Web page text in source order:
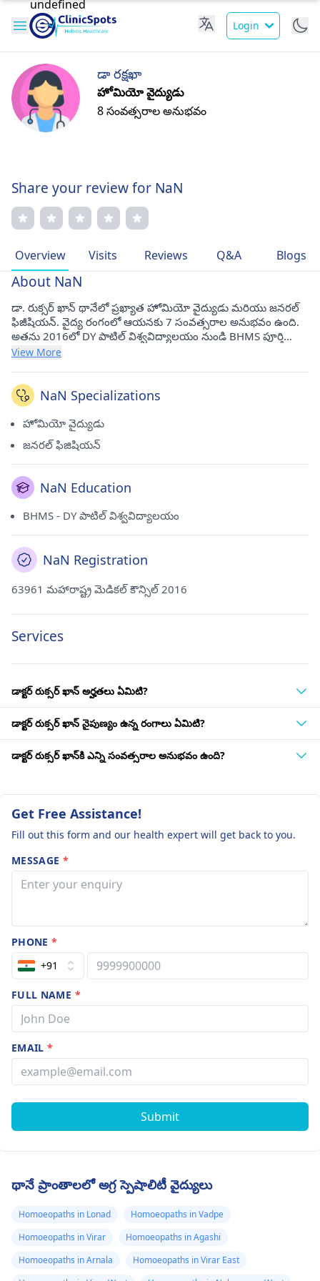
Login
డా రక్షఖా
హోమియో వైద్యుడు
8 సంవత్సరాల అనుభవం
Share your review for NaN
Overview Visits Reviews Q&A Blogs
About NaN
డా. రుక్సర్ ఖాన్ థానేలో ప్రఖ్యాత హోమియో వైద్యుడు మరియు జనరల్
ఫిజీషియన్. వైద్య రంగంలో ఆయనకు 7 సంవత్సరాల అనుభవం ఉంది.
అతను 2016లో DY పాటిల్ విశ్వవిద్యాలయం నుండి BHMS పూర్తి
చేసాడు. అతను ప్రస్తుతం అంబర్‌నాథ్(థానే)లోని లైఫ్‌లైన్ క్లినిక్‌లో ప్రాక్టీస్
View More
NaN Specializations
హోమియో వైద్యుడు
జనరల్ ఫిజిషియన్
NaN Education
BHMS - DY పాటిల్ విశ్వవిద్యాలయం
NaN Registration
63961 మహారాష్ట్ర మెడికల్ కౌన్సిల్ 2016
Services
డాక్టర్ రుక్సర్ ఖాన్ అర్హతలు ఏమిటి?
డాక్టర్ రుక్సర్ ఖాన్ నైపుణ్యం ఉన్న రంగాలు ఏమిటి?
డాక్టర్ రుక్సర్ ఖాన్‌కి ఎన్ని సంవత్సరాల అనుభవం ఉంది?
Get Free Assistance!
Fill out this form and our health expert will get back to you.
MESSAGE *
PHONE*
+91
FULL NAME *
EMAIL*
Submit
థానే ప్రాంతాలలో అగ్ర స్పెషాలిటీ వైద్యులు
Homoeopaths in Lonad
Homoeopaths in Vadpe
Homoeopaths in Virar
Homoeopaths in Agashi
Homoeopaths in Arnala
Homoeopaths in Virar East